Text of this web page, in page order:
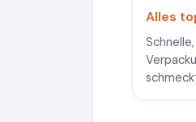
Alles